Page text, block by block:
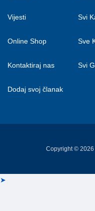
Vijesti
Online Shop
Kontaktiraj nas
Dodaj svoj članak
Svi
Sve
Svi
Copyright © 2026
➤